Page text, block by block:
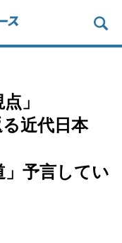
」
近代日本
予言してい